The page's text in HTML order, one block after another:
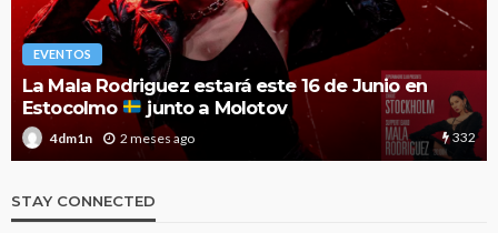
EVENTOS
El Festival Noches Mágicas anuncia el cartel de
2026 con nuevas y esperadas confirmaciones
4dm1n 3 meses ago 1.9k
STAY CONNECTED